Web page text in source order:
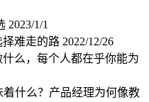
2023/1/1
择难走的路 2022/12/26
么，每个人都在乎你能为
着什么？产品经理为何像教